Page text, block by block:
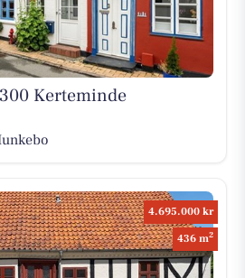
Kerteminde
4.695.000 kr
436 m2